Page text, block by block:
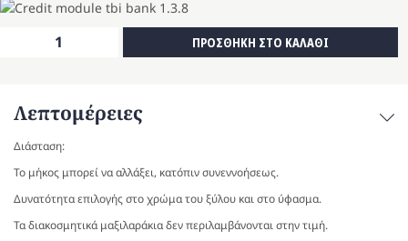
ΠΡΟΣΘΗΚΗ ΣΤΟ ΚΑΛΑΘΙ
Λεπτομέρειες
Διάσταση:
Το μήκος μπορεί να αλλάξει, κατόπιν συνεννοήσεως.
Δυνατότητα επιλογής στο χρώμα του ξύλου και στο ύφασμα.
Τα διακοσμητικά μαξιλαράκια δεν περιλαμβάνονται στην τιμή.